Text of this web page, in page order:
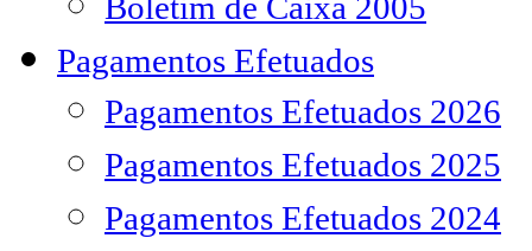
Boletim de Caixa 2005
Pagamentos Efetuados
Pagamentos Efetuados 2026
Pagamentos Efetuados 2025
Pagamentos Efetuados 2024